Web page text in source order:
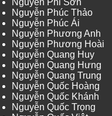
Nguyễn Phi Sơn
Nguyễn Phúc Thảo
Nguyễn Phúc Ái
Nguyễn Phương Anh
Nguyễn Phương Hoài
Nguyễn Quang Huy
Nguyễn Quang Hưng
Nguyễn Quang Trung
Nguyễn Quốc Hoàng
Nguyễn Quốc Khánh
Nguyễn Quốc Trọng